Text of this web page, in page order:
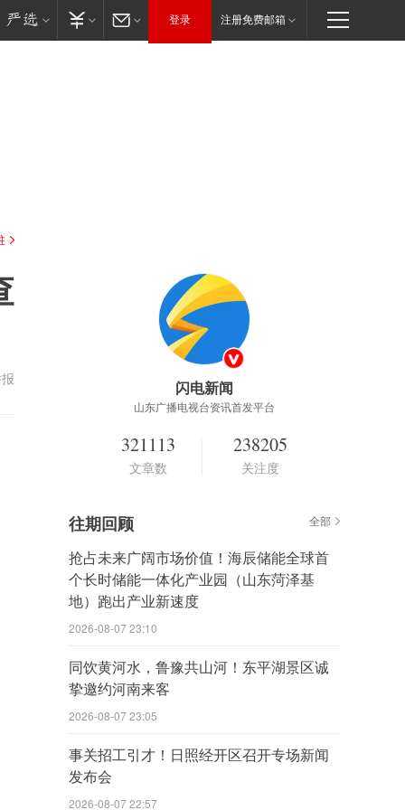
登录 注册免费邮箱
闪电新闻
山东广播电视台资讯首发平台
321113
文章数
238205
关注度
往期回顾 全部
抢占未来广阔市场价值！海辰储能全球首
个长时储能一体化产业园（山东菏泽基
地）跑出产业新速度
2026-08-07 23:10
同饮黄河水，鲁豫共山河！东平湖景区诚
挚邀约河南来客
2026-08-07 23:05
事关招工引才！日照经开区召开专场新闻
发布会
2026-08-07 22:57